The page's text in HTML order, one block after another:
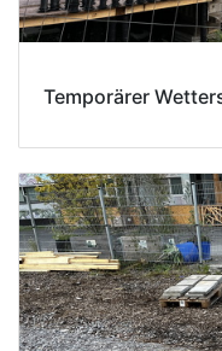
Temporärer